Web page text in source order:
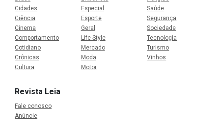
Cidades
Ciência
Cinema
Comportamento
Cotidiano
Crônicas
Cultura
Especial
Esporte
Geral
Life Style
Mercado
Moda
Motor
Saúde
Segurança
Sociedade
Tecnologia
Turismo
Vinhos
Revista Leia
Fale conosco
Anúncie